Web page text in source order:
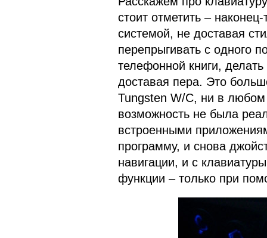
стоит отметить –
системой, не доставая
перепрыгивать с одного
телефонной книги,
доставая пера. Это
Tungsten W/C, ни в
возможность не была
встроенными
программу, и снова
навигации, и с
функции – только при